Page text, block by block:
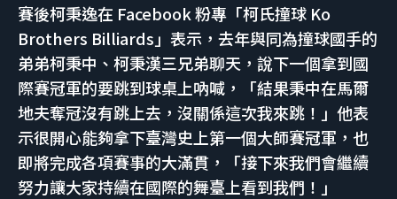
賽後柯秉逸在 Facebook 粉專「柯氏撞球 Ko
Brothers Billiards」表示，去年與同為撞球國手的
弟弟柯秉中、柯秉漢三兄弟聊天，說下一個拿到國
際賽冠軍的要跳到球桌上吶喊，「結果秉中在馬爾
地夫奪冠沒有跳上去，沒關係這次我來跳！」他表
示很開心能夠拿下臺灣史上第一個大師賽冠軍，也
即將完成各項賽事的大滿貫，「接下來我們會繼續
努力讓大家持續在國際的舞臺上看到我們！」